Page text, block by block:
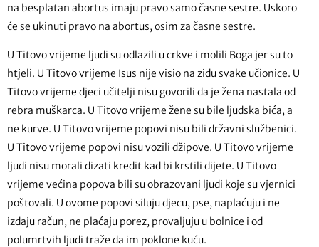
na besplatan abortus imaju pravo samo časne sestre. Uskoro
će se ukinuti pravo na abortus, osim za časne sestre.
U Titovo vrijeme ljudi su odlazili u crkve i molili Boga jer su to
htjeli. U Titovo vrijeme Isus nije visio na zidu svake učionice. U
Titovo vrijeme djeci učitelji nisu govorili da je žena nastala od
rebra muškarca. U Titovo vrijeme žene su bile ljudska bića, a
ne kurve. U Titovo vrijeme popovi nisu bili državni službenici.
U Titovo vrijeme popovi nisu vozili džipove. U Titovo vrijeme
ljudi nisu morali dizati kredit kad bi krstili dijete. U Titovo
vrijeme većina popova bili su obrazovani ljudi koje su vjernici
poštovali. U ovome popovi siluju djecu, pse, naplaćuju i ne
izdaju račun, ne plaćaju porez, provaljuju u bolnice i od
polumrtvih ljudi traže da im poklone kuću.